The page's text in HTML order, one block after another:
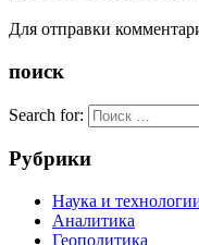
Для отправки
поиск
Search for:
Рубрики
Наука и
Аналитика
Геополитика